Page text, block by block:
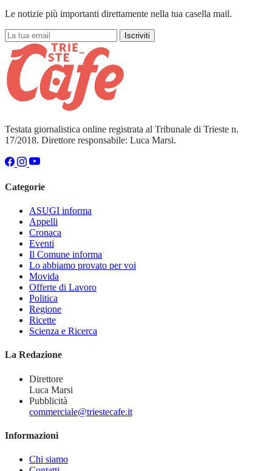
Le notizie più importanti direttamente nella tua casella mail.
Iscriviti
Testata giornalistica online registrata al Tribunale di Trieste n.
17/2018. Direttore responsabile: Luca Marsi.
Categorie
ASUGI informa
Appelli
Cronaca
Eventi
Il Comune informa
Lo abbiamo provato per voi
Movida
Offerte di Lavoro
Politica
Regione
Ricette
Scienza e Ricerca
La Redazione
Direttore
Luca Marsi
Pubblicità
commerciale@triestecafe.it
Informazioni
Chi siamo